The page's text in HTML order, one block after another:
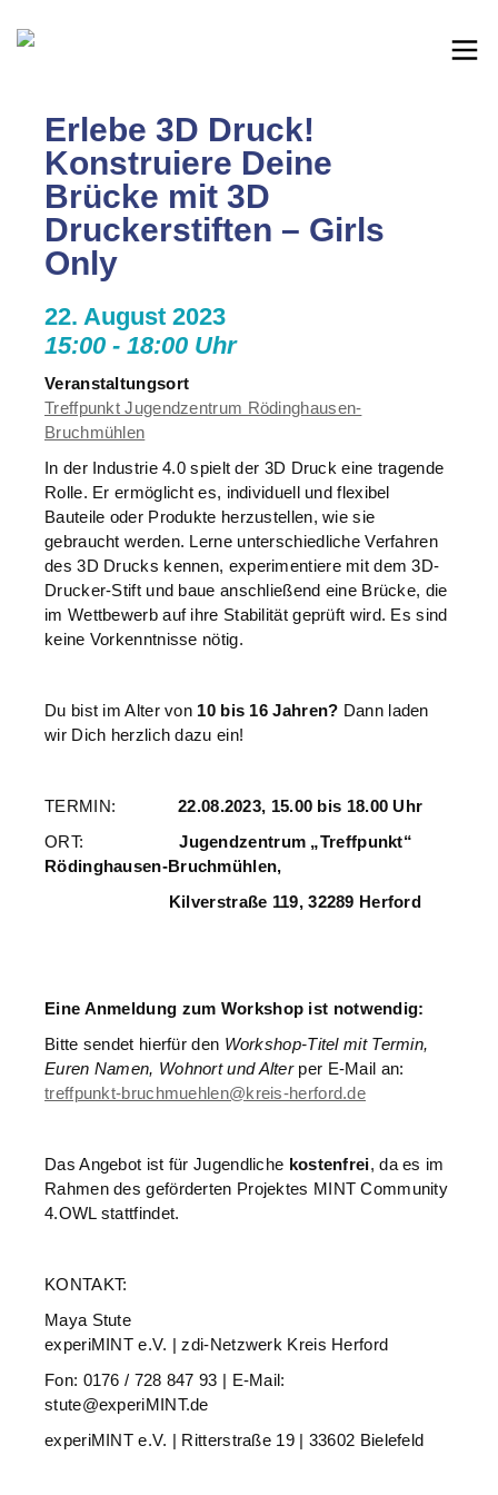
Erlebe 3D Druck!
Konstruiere Deine
Brücke mit 3D
Druckerstiften – Girls
Only
22. August 2023
15:00 - 18:00 Uhr
Veranstaltungsort
Treffpunkt Jugendzentrum Rödinghausen-
Bruchmühlen
In der Industrie 4.0 spielt der 3D Druck eine tragende
Rolle. Er ermöglicht es, individuell und flexibel
Bauteile oder Produkte herzustellen, wie sie
gebraucht werden. Lerne unterschiedliche Verfahren
des 3D Drucks kennen, experimentiere mit dem 3D-
Drucker-Stift und baue anschließend eine Brücke, die
im Wettbewerb auf ihre Stabilität geprüft wird. Es sind
keine Vorkenntnisse nötig.
Du bist im Alter von 10 bis 16 Jahren? Dann laden
wir Dich herzlich dazu ein!
TERMIN: 22.08.2023, 15.00 bis 18.00 Uhr
ORT:Jugendzentrum „Treffpunkt“
Rödinghausen-Bruchmühlen,
Kilverstraße 119, 32289 Herford
Eine Anmeldung zum Workshop ist notwendig:
Bitte sendet hierfür den Workshop-Titel mit Termin,
Euren Namen, Wohnort und Alterper E-Mail an:
treffpunkt-bruchmuehlen@kreis-herford.de
Das Angebot ist für Jugendliche kostenfrei, da es im
Rahmen des geförderten Projektes MINT Community
4.OWL stattfindet.
KONTAKT:
Maya Stute
experiMINT e.V. | zdi-Netzwerk Kreis Herford
Fon: 0176 / 728 847 93 | E-Mail:
stute@experiMINT.de
experiMINT e.V. | Ritterstraße 19 | 33602 Bielefeld